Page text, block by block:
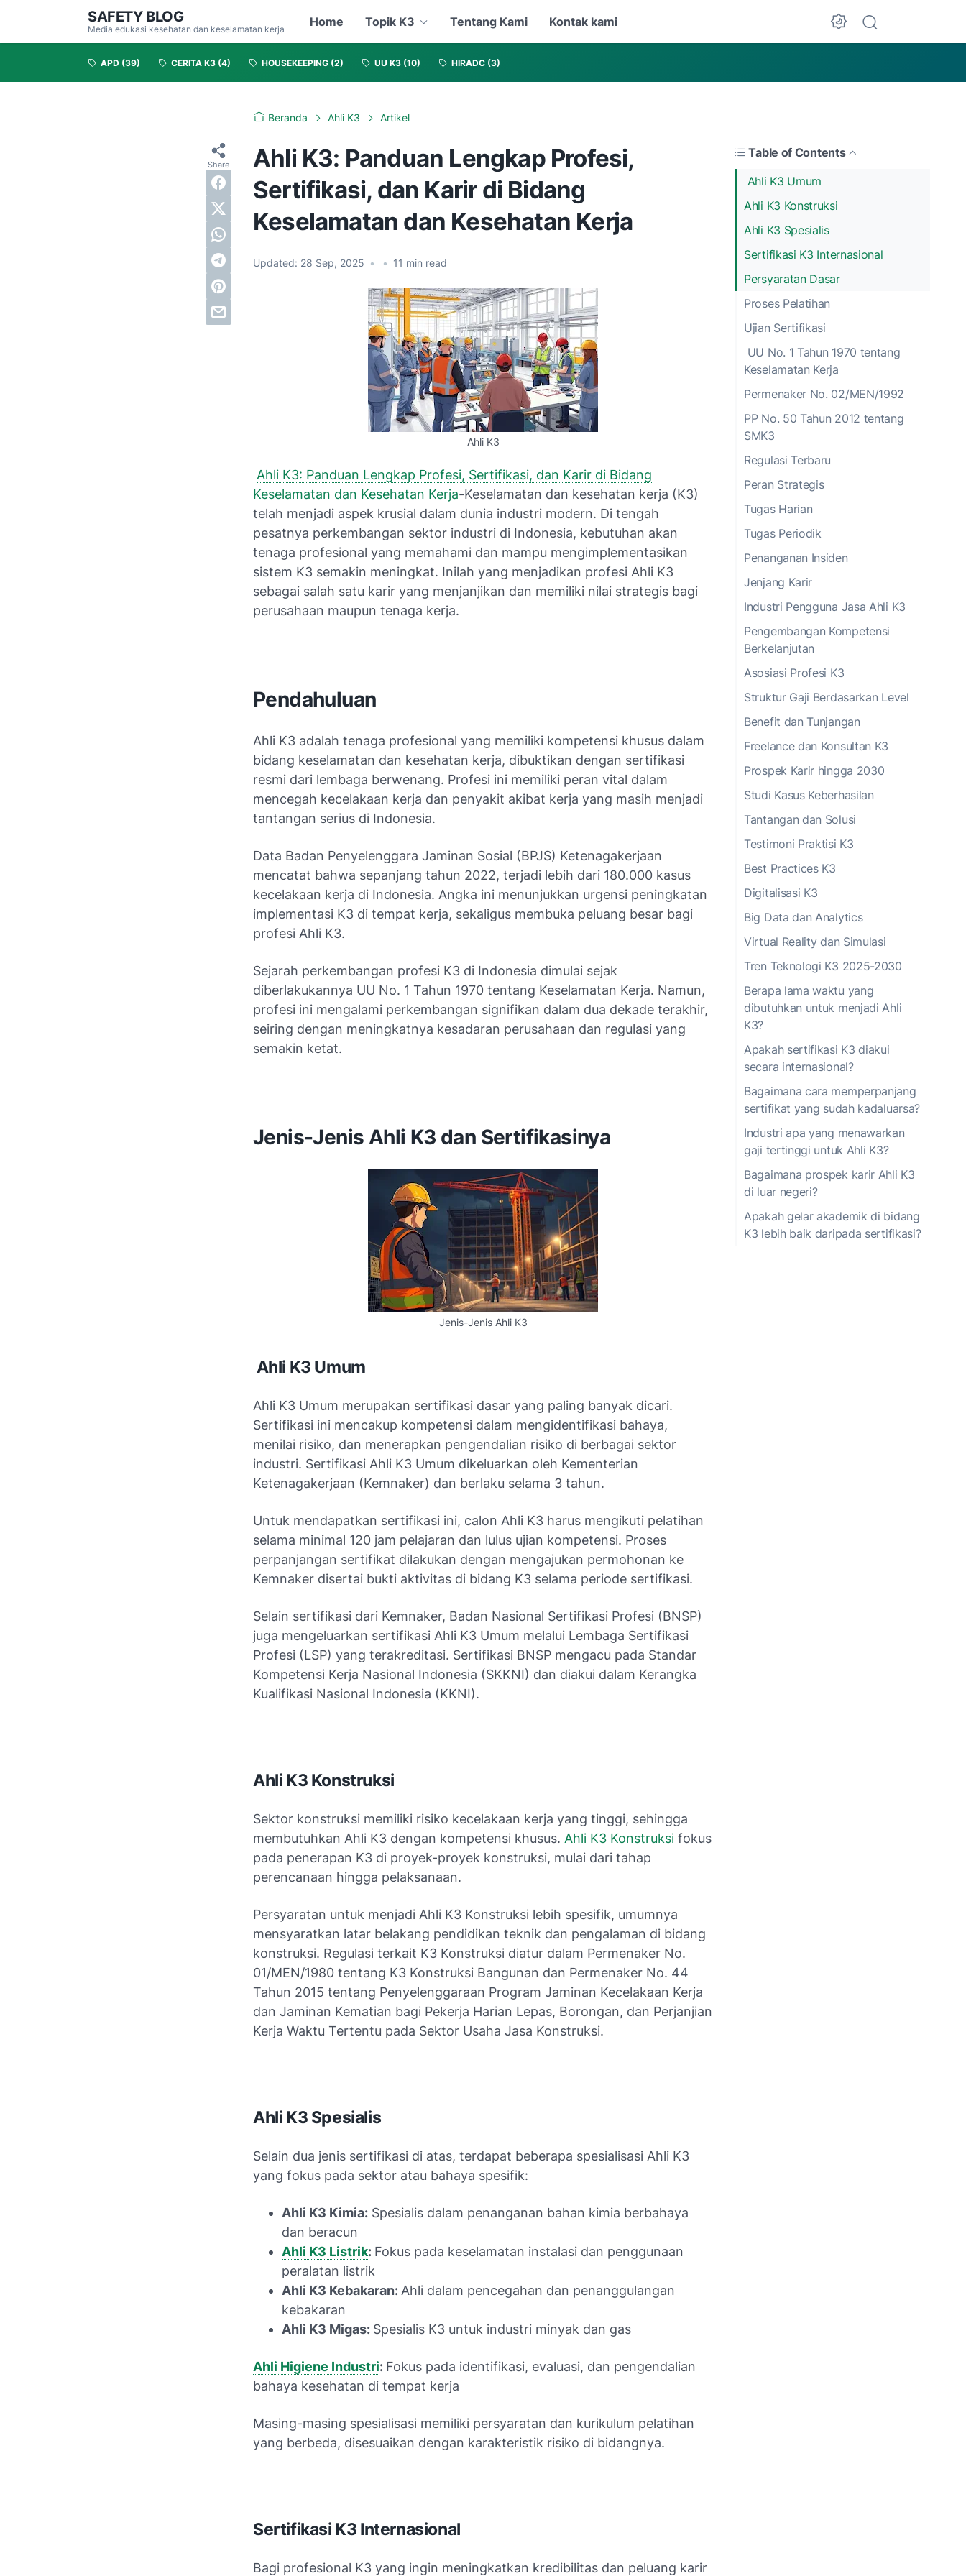
SAFETY BLOG
Media edukasi kesehatan dan keselamatan kerja
Home Topik K3 Tentang Kami Kontak kami
APD (39) CERITA K3 (4) HOUSEKEEPING (2) UU K3 (10) HIRADC (3)
Beranda Ahli K3 Artikel
Ahli K3: Panduan Lengkap Profesi,
Sertifikasi, dan Karir di Bidang
Keselamatan dan Kesehatan Kerja
Updated: 28 Sep, 2025 • • 11 min read
Table of Contents
Ahli K3 Umum
Ahli K3 Konstruksi
Ahli K3 Spesialis
Sertifikasi K3 Internasional
Persyaratan Dasar
Proses Pelatihan
Ujian Sertifikasi
UU No. 1 Tahun 1970 tentang
Keselamatan Kerja
Permenaker No. 02/MEN/1992
PP No. 50 Tahun 2012 tentang
SMK3
Regulasi Terbaru
Peran Strategis
Tugas Harian
Tugas Periodik
Penanganan Insiden
Jenjang Karir
Industri Pengguna Jasa Ahli K3
Pengembangan Kompetensi
Berkelanjutan
Asosiasi Profesi K3
Struktur Gaji Berdasarkan Level
Benefit dan Tunjangan
Freelance dan Konsultan K3
Prospek Karir hingga 2030
Studi Kasus Keberhasilan
Tantangan dan Solusi
Testimoni Praktisi K3
Best Practices K3
Digitalisasi K3
Big Data dan Analytics
Virtual Reality dan Simulasi
Tren Teknologi K3 2025-2030
Berapa lama waktu yang
dibutuhkan untuk menjadi Ahli
K3?
Apakah sertifikasi K3 diakui
secara internasional?
Bagaimana cara memperpanjang
sertifikat yang sudah kadaluarsa?
Industri apa yang menawarkan
gaji tertinggi untuk Ahli K3?
Bagaimana prospek karir Ahli K3
di luar negeri?
Apakah gelar akademik di bidang
K3 lebih baik daripada sertifikasi?
Ahli K3
Ahli K3: Panduan Lengkap Profesi, Sertifikasi, dan Karir di Bidang
Keselamatan dan Kesehatan Kerja-Keselamatan dan kesehatan kerja (K3)
telah menjadi aspek krusial dalam dunia industri modern. Di tengah
pesatnya perkembangan sektor industri di Indonesia, kebutuhan akan
tenaga profesional yang memahami dan mampu mengimplementasikan
sistem K3 semakin meningkat. Inilah yang menjadikan profesi Ahli K3
sebagai salah satu karir yang menjanjikan dan memiliki nilai strategis bagi
perusahaan maupun tenaga kerja.
Pendahuluan
Ahli K3 adalah tenaga profesional yang memiliki kompetensi khusus dalam
bidang keselamatan dan kesehatan kerja, dibuktikan dengan sertifikasi
resmi dari lembaga berwenang. Profesi ini memiliki peran vital dalam
mencegah kecelakaan kerja dan penyakit akibat kerja yang masih menjadi
tantangan serius di Indonesia.
Data Badan Penyelenggara Jaminan Sosial (BPJS) Ketenagakerjaan
mencatat bahwa sepanjang tahun 2022, terjadi lebih dari 180.000 kasus
kecelakaan kerja di Indonesia. Angka ini menunjukkan urgensi peningkatan
implementasi K3 di tempat kerja, sekaligus membuka peluang besar bagi
profesi Ahli K3.
Sejarah perkembangan profesi K3 di Indonesia dimulai sejak
diberlakukannya UU No. 1 Tahun 1970 tentang Keselamatan Kerja. Namun,
profesi ini mengalami perkembangan signifikan dalam dua dekade terakhir,
seiring dengan meningkatnya kesadaran perusahaan dan regulasi yang
semakin ketat.
Jenis-Jenis Ahli K3 dan Sertifikasinya
Jenis-Jenis Ahli K3
Ahli K3 Umum
Ahli K3 Umum merupakan sertifikasi dasar yang paling banyak dicari.
Sertifikasi ini mencakup kompetensi dalam mengidentifikasi bahaya,
menilai risiko, dan menerapkan pengendalian risiko di berbagai sektor
industri. Sertifikasi Ahli K3 Umum dikeluarkan oleh Kementerian
Ketenagakerjaan (Kemnaker) dan berlaku selama 3 tahun.
Untuk mendapatkan sertifikasi ini, calon Ahli K3 harus mengikuti pelatihan
selama minimal 120 jam pelajaran dan lulus ujian kompetensi. Proses
perpanjangan sertifikat dilakukan dengan mengajukan permohonan ke
Kemnaker disertai bukti aktivitas di bidang K3 selama periode sertifikasi.
Selain sertifikasi dari Kemnaker, Badan Nasional Sertifikasi Profesi (BNSP)
juga mengeluarkan sertifikasi Ahli K3 Umum melalui Lembaga Sertifikasi
Profesi (LSP) yang terakreditasi. Sertifikasi BNSP mengacu pada Standar
Kompetensi Kerja Nasional Indonesia (SKKNI) dan diakui dalam Kerangka
Kualifikasi Nasional Indonesia (KKNI).
Ahli K3 Konstruksi
Sektor konstruksi memiliki risiko kecelakaan kerja yang tinggi, sehingga
membutuhkan Ahli K3 dengan kompetensi khusus. Ahli K3 Konstruksi fokus
pada penerapan K3 di proyek-proyek konstruksi, mulai dari tahap
perencanaan hingga pelaksanaan.
Persyaratan untuk menjadi Ahli K3 Konstruksi lebih spesifik, umumnya
mensyaratkan latar belakang pendidikan teknik dan pengalaman di bidang
konstruksi. Regulasi terkait K3 Konstruksi diatur dalam Permenaker No.
01/MEN/1980 tentang K3 Konstruksi Bangunan dan Permenaker No. 44
Tahun 2015 tentang Penyelenggaraan Program Jaminan Kecelakaan Kerja
dan Jaminan Kematian bagi Pekerja Harian Lepas, Borongan, dan Perjanjian
Kerja Waktu Tertentu pada Sektor Usaha Jasa Konstruksi.
Ahli K3 Spesialis
Selain dua jenis sertifikasi di atas, terdapat beberapa spesialisasi Ahli K3
yang fokus pada sektor atau bahaya spesifik:
Ahli K3 Kimia: Spesialis dalam penanganan bahan kimia berbahaya
dan beracun
Ahli K3 Listrik: Fokus pada keselamatan instalasi dan penggunaan
peralatan listrik
Ahli K3 Kebakaran: Ahli dalam pencegahan dan penanggulangan
kebakaran
Ahli K3 Migas: Spesialis K3 untuk industri minyak dan gas
Ahli Higiene Industri: Fokus pada identifikasi, evaluasi, dan pengendalian
bahaya kesehatan di tempat kerja
Masing-masing spesialisasi memiliki persyaratan dan kurikulum pelatihan
yang berbeda, disesuaikan dengan karakteristik risiko di bidangnya.
Sertifikasi K3 Internasional
Bagi profesional K3 yang ingin meningkatkan kredibilitas dan peluang karir